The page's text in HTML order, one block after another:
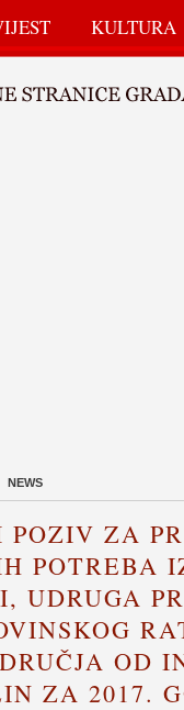
KULTURA
NEWS
POZIV ZA
POTREBA
UDRUGA
OD
ZA 2017.